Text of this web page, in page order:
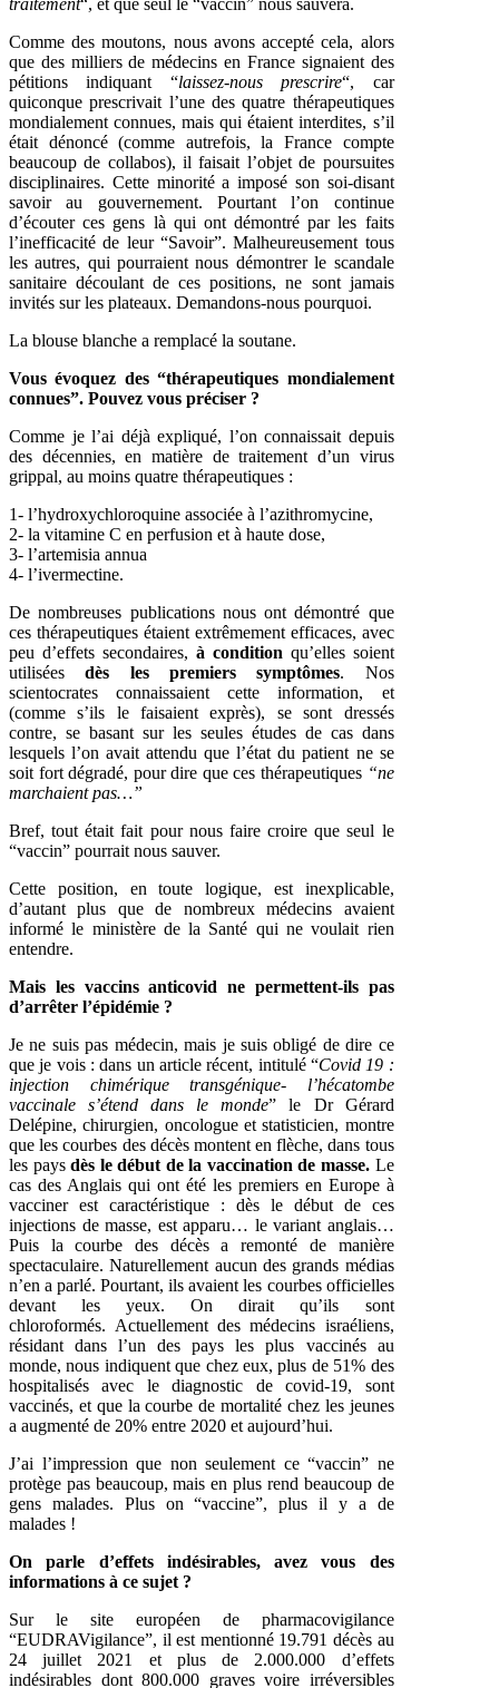
traitement“, et que seul le “vaccin” nous sauvera.
Comme des moutons, nous avons accepté cela, alors
que des milliers de médecins en France signaient des
pétitions indiquant “laissez-nous prescrire“, car
quiconque prescrivait l’une des quatre thérapeutiques
mondialement connues, mais qui étaient interdites, s’il
était dénoncé (comme autrefois, la France compte
beaucoup de collabos), il faisait l’objet de poursuites
disciplinaires. Cette minorité a imposé son soi-disant
savoir au gouvernement. Pourtant l’on continue
d’écouter ces gens là qui ont démontré par les faits
l’inefficacité de leur “Savoir”. Malheureusement tous
les autres, qui pourraient nous démontrer le scandale
sanitaire découlant de ces positions, ne sont jamais
invités sur les plateaux. Demandons-nous pourquoi.
La blouse blanche a remplacé la soutane.
Vous évoquez des “thérapeutiques mondialement
connues”. Pouvez vous préciser ?
Comme je l’ai déjà expliqué, l’on connaissait depuis
des décennies, en matière de traitement d’un virus
grippal, au moins quatre thérapeutiques :
1- l’hydroxychloroquine associée à l’azithromycine,
2- la vitamine C en perfusion et à haute dose,
3- l’artemisia annua
4- l’ivermectine.
De nombreuses publications nous ont démontré que
ces thérapeutiques étaient extrêmement efficaces, avec
peu d’effets secondaires, à condition qu’elles soient
utiliséesdès les premiers symptômes. Nos
scientocrates connaissaient cette information, et
(comme s’ils le faisaient exprès), se sont dressés
contre, se basant sur les seules études de cas dans
lesquels l’on avait attendu que l’état du patient ne se
soit fort dégradé, pour dire que ces thérapeutiques “ne
marchaient pas…”
Bref, tout était fait pour nous faire croire que seul le
“vaccin” pourrait nous sauver.
Cette position, en toute logique, est inexplicable,
d’autant plus que de nombreux médecins avaient
informé le ministère de la Santé qui ne voulait rien
entendre.
Mais les vaccins anticovid ne permettent-ils pas
d’arrêter l’épidémie ?
Je ne suis pas médecin, mais je suis obligé de dire ce
que je vois : dans un article récent, intitulé “Covid 19 :
injection chimérique transgénique- l’hécatombe
vaccinale s’étend dans le monde” le Dr Gérard
Delépine, chirurgien, oncologue et statisticien, montre
que les courbes des décès montent en flèche, dans tous
les paysdès le début de la vaccination de masse. Le
cas des Anglais qui ont été les premiers en Europe à
vacciner est caractéristique : dès le début de ces
injections de masse, est apparu… le variant anglais…
Puis la courbe des décès a remonté de manière
spectaculaire. Naturellement aucun des grands médias
n’en a parlé. Pourtant, ils avaient les courbes officielles
devant les yeux. On dirait qu’ils sont
chloroformés. Actuellement des médecins israéliens,
résidant dans l’un des pays les plus vaccinés au
monde, nous indiquent que chez eux, plus de 51% des
hospitalisés avec le diagnostic de covid-19, sont
vaccinés, et que la courbe de mortalité chez les jeunes
a augmenté de 20% entre 2020 et aujourd’hui.
J’ai l’impression que non seulement ce “vaccin” ne
protège pas beaucoup, mais en plus rend beaucoup de
gens malades. Plus on “vaccine”, plus il y a de
malades !
On parle d’effets indésirables, avez vous des
informations à ce sujet ?
Sur le site européen de pharmacovigilance
“EUDRAVigilance”, il est mentionné 19.791 décès au
24 juillet 2021 et plus de 2.000.000 d’effets
indésirables dont 800.000 graves voire irréversibles